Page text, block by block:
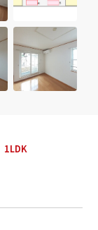
1LDK